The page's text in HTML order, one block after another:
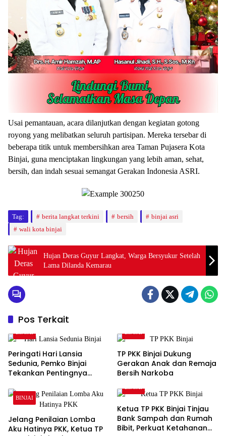
Usai pemantauan, acara dilanjutkan dengan kegiatan gotong
royong yang melibatkan seluruh partisipan. Mereka tersebar di
beberapa titik untuk membersihkan area Taman Pujasera Kota
Binjai, guna menciptakan lingkungan yang lebih aman, sehat,
bersih, dan indah sesuai semangat Gerakan Indonesia ASRI.
Tag: berita langkat terkini bersih
binjai asri
wali kota binjai
Hujan Deras Guyur Langkat, Warga Bersyukur Setelah
Lama Dilanda Kemarau
Pos Terkait
Peringati Hari Lansia
Sedunia, Pemko Binjai
Tekankan Pentingnya
Perhatian kepada Lansia
TP PKK Binjai Dukung
Gerakan Anak dan Remaja
Bersih Narkoba
BINJAI
Jelang Penilaian Lomba
Aku Hatinya PKK, Ketua TP
Ketua TP PKK Binjai Tinjau
Bank Sampah dan Rumah
Bibit, Perkuat Ketahanan